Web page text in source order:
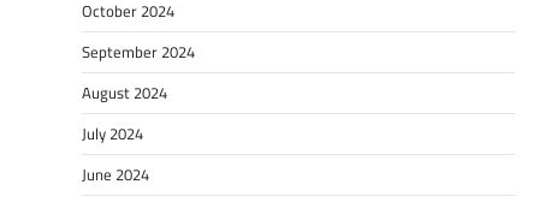
October 2024
September 2024
August 2024
July 2024
June 2024